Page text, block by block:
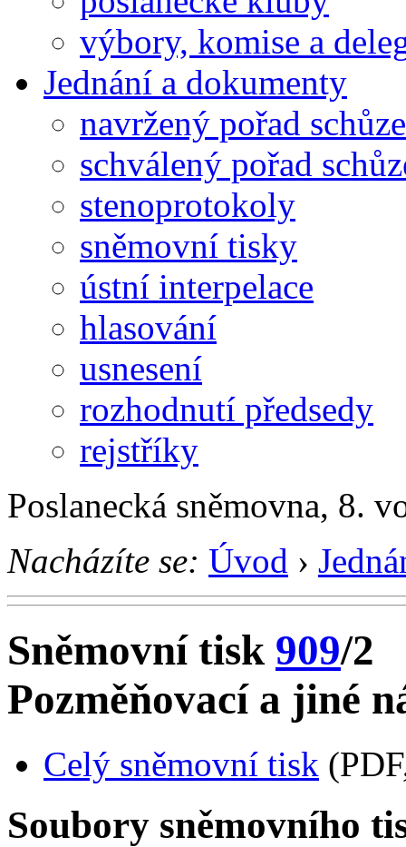
výbory, komise a
Jednání a dokumenty
navržený pořad schůze
schválený pořad
stenoprotokoly
sněmovní tisky
ústní interpelace
hlasování
usnesení
rozhodnutí předsedy
rejstříky
Poslanecká sněmovna, 8.
Nacházíte se: Úvod ›
Sněmovní tisk 909/2
Pozměňovací a jiné
Celý sněmovní tisk
Soubory sněmovního